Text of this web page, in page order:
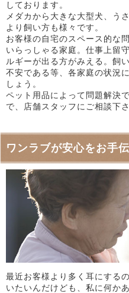
しております。
メダカから大きな大型犬、う
より飼い方も様々です。
お客様の自宅のスペース的な
いらっしゃる家庭。仕事上留
ルギーが出る方がみえる。飼
不安である等、各家庭の状況
しょう。
ペット用品によって問題解決
で、店舗スタッフにご相談下さ
ワンラブが安心をお手
最近お客様より多く耳にする
いたいんだけども、私に何か